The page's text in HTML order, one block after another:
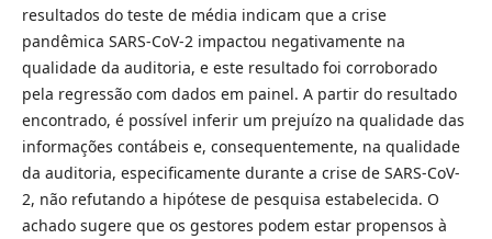
resultados do teste de média indicam que a crise
pandêmica SARS-CoV-2 impactou negativamente na
qualidade da auditoria, e este resultado foi corroborado
pela regressão com dados em painel. A partir do resultado
encontrado, é possível inferir um prejuízo na qualidade das
informações contábeis e, consequentemente, na qualidade
da auditoria, especificamente durante a crise de SARS-CoV-
2, não refutando a hipótese de pesquisa estabelecida. O
achado sugere que os gestores podem estar propensos à